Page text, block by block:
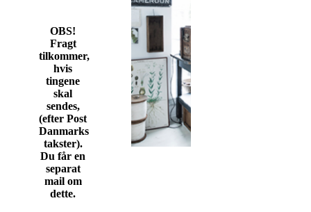
OBS!
Fragt
tilkommer,
hvis
tingene
skal
sendes,
(efter Post
Danmarks
takster).
Du får en
separat
mail om
dette.